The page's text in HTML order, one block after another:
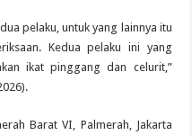
pelaku, untuk yang lainnya itu
Kedua pelaku ini yang
ikat pinggang dan celurit,”
Barat VI, Palmerah, Jakarta